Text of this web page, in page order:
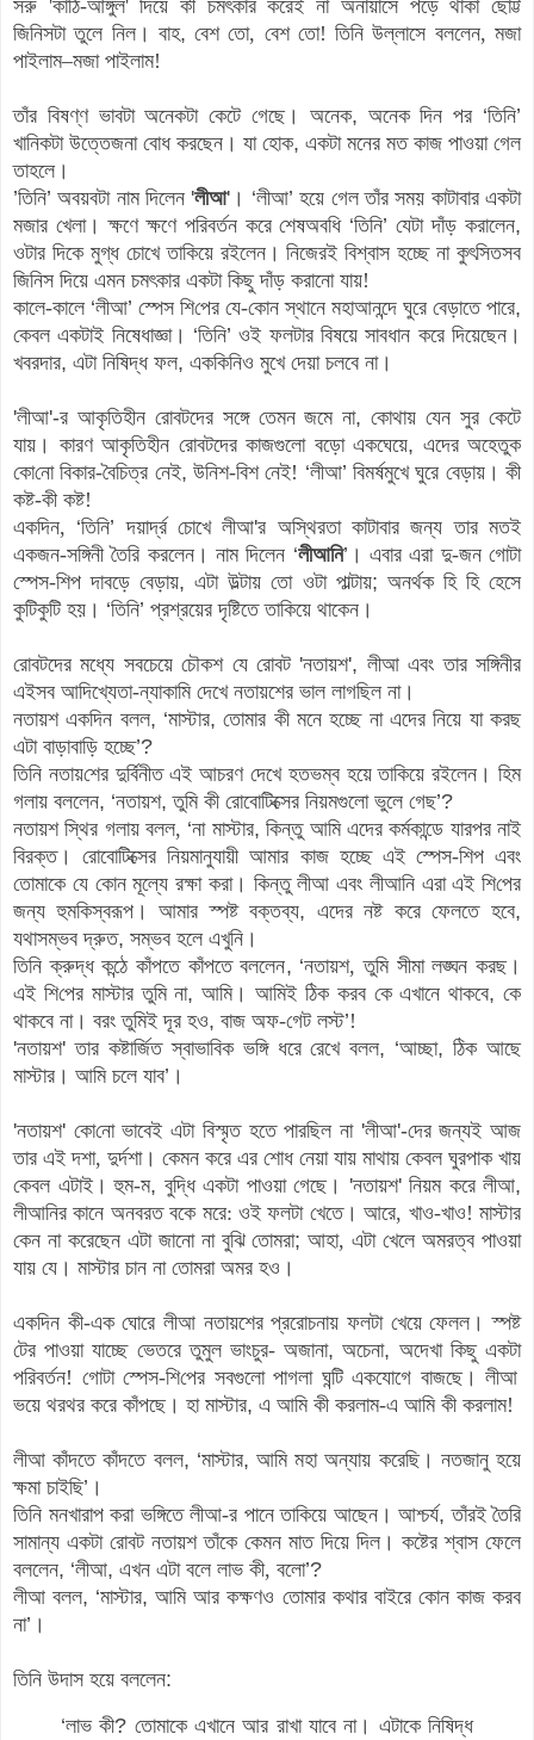
সরু 'কাঠি-আঙ্গুল' দিয়ে কী চমৎকার করেই না অনায়াসে পড়ে থাকা ছোট্ট
জিনিসটা তুলে নিল। বাহ,বেশ তো, বেশ তো! তিনি উল্লাসে বললেন, মজা
পাইলাম–মজা পাইলাম!
তাঁর বিষণ্ণ ভাবটাঅনেকটাকেটে গেছে। অনেক, অনেক দিন পর ‘তিনি’
খানিকটা উত্তেজনা বোধ করছেন । যা হোক, একটা মনের মত কাজ পাওয়া গেল
তাহলে ।
’তিনি’ অবয়বটা নাম দিলেন 'লীআ' । ‘লীআ’ হয়ে গেল তাঁর সময় কাটাবার একটা
মজার খেলা।ক্ষণে ক্ষণে পরিবর্তন করে শেষঅবধি ‘তিনি’ যেটা দাঁড় করালেন,
ওটার দিকে মুগ্ধ চোখে তাকিয়ে রইলেন।নিজেরই বিশ্বাস হচ্ছে না কুৎসিতসব
জিনিস দিয়ে এমন চমৎকার একটা কিছু দাঁড় করানো যায়!
কালে-কালে ‘লীআ’ স্পেস শিপের যে-কোন স্থানে মহাআনন্দে ঘুরে বেড়াতে পারে,
কেবল একটাই নিষেধাজ্ঞা। ‘তিনি’ ওই ফলটার বিষয়ে সাবধান করে দিয়েছেন ।
খবরদার, এটা নিষিদ্ধ ফল, এককিনিও মুখে দেয়া চলবে না।
'লীআ'-র আকৃতিহীন রোবটদের সঙ্গে তেমন জমে না,কোথায় যেন সুর কেটে
যায় । কারণ আকৃতিহীন রোবটদের কাজগুলো বড়ো একঘেয়ে, এদের অহেতুক
কোনোবিকার-বৈচিত্র নেই,উনিশ-বিশ নেই! ‘লীআ’ বিমর্ষমুখে ঘুরে বেড়ায়।কী
কষ্ট-কী কষ্ট!
একদিন, ‘তিনি’ দয়ার্দ্র চোখে লীআ'র অস্থিরতা কাটাবার জন্য তার মতই
একজন-সঙ্গিনী তৈরি করলেন।নাম দিলেন ‘লীআনি’ ।এবার এরা দু-জন গোটা
স্পেস-শিপ দাবড়ে বেড়ায়,এটা উল্টায় তো ওটা পাল্টায়; অনর্থক হি হি হেসে
কুটিকুটি হয় । ‘তিনি’ প্রশ্রয়ের দৃষ্টিতে তাকিয়ে থাকেন ।
রোবটদের মধ্যে সবচেয়ে চৌকশ যে রোবট 'নতায়শ', লীআ এবং তার সঙ্গিনীর
এইসব আদিখ্যেতা-ন্যাকামি দেখে নতায়শের ভাল লাগছিল না।
নতায়শ একদিন বলল, ‘মাস্টার,তোমার কী মনে হচ্ছে না এদের নিয়ে যা করছ
এটা বাড়াবাড়ি হচ্ছে’?
তিনি নতায়শেরদুর্বিনীত এই আচরণ দেখে হতভম্ব হয়ে তাকিয়ে রইলেন ।হিম
গলায় বললেন, ‘নতায়শ,তুমি কী রোবোটিক্সের নিয়মগুলো ভুলে গেছ’?
নতায়শ স্থির গলায় বলল, ‘না মাস্টার,কিন্তু আমি এদের কর্মকান্ডে যারপর নাই
বিরক্ত।রোবোটিক্সের নিয়মানুযায়ী আমার কাজ হচ্ছে এই স্পেস-শিপ এবং
তোমাকে যে কোন মূল্যে রক্ষা করা। কিন্তু লীআ এবং লীআনি এরা এই শিপের
জন্য হুমকিস্বরূপ।আমার স্পষ্ট বক্তব্য, এদের নষ্ট করে ফেলতে হবে,
যথাসম্ভব দ্রুত, সম্ভব হলে এখুনি ।
তিনি ক্রুদ্ধ কন্ঠে কাঁপতে কাঁপতে বললেন, ‘নতায়শ,তুমি সীমা লঙ্ঘন করছ।
এই শিপের মাস্টার তুমি না,আমি।আমিই ঠিক করব কে এখানে থাকবে,কে
থাকবে না। বরং তুমিই দূর হও, বাজ অফ-গেট লস্ট’!
'নতায়শ'তার কষ্টার্জিত স্বাভাবিক ভঙ্গি ধরে রেখে বলল, ‘আচ্ছা,ঠিক আছে
মাস্টার । আমি চলে যাব’ ।
'নতায়শ' কোনোভাবেই এটা বিস্মৃত হতে পারছিল না 'লীআ'-দের জন্যই আজ
তার এই দশা, দুর্দশা। কেমন করে এর শোধ নেয়া যায় মাথায় কেবল ঘুরপাক খায়
কেবল এটাই।হুম-ম, বুদ্ধি একটা পাওয়া গেছে। 'নতায়শ' নিয়ম করে লীআ,
লীআনির কানে অনবরত বকে মরে: ওই ফলটা খেতে। আরে, খাও-খাও! মাস্টার
কেন না করেছেন এটা জানো না বুঝিতোমরা;আহা, এটা খেলে অমরত্ব পাওয়া
যায় যে । মাস্টার চান না তোমরা অমর হও ।
একদিন কী-এক ঘোরে লীআ নতায়শের প্ররোচনায় ফলটা খেয়ে ফেলল ।স্পষ্ট
টের পাওয়া যাচ্ছে ভেতরে তুমুল ভাংচুর- অজানা,অচেনা, অদেখা কিছুএকটা
পরিবর্তন! গোটা স্পেস-শিপের সবগুলো পাগলা ঘন্টি একযোগে বাজছে।লীআ
ভয়ে থরথর করে কাঁপছে। হা মাস্টার, এ আমি কী করলাম-এ আমি কী করলাম!
লীআ কাঁদতে কাঁদতে বলল, ‘মাস্টার,আমি মহা অন্যায় করেছি। নতজানু হয়ে
ক্ষমা চাইছি’ ।
তিনি মনখারাপ করা ভঙ্গিতে লীআ-র পানে তাকিয়ে আছেন। আশ্চর্য,তাঁরই তৈরি
সামান্য একটা রোবট নতায়শ তাঁকে কেমন মাত দিয়ে দিল । কষ্টের শ্বাস ফেলে
বললেন, ‘লীআ, এখন এটা বলে লাভ কী, বলো’?
লীআ বলল, ‘মাস্টার,আমি আর কক্ষণও তোমার কথার বাইরে কোন কাজ করব
না’ ।
তিনি উদাস হয়ে বললেন:
‘লাভ কী? তোমাকে এখানে আর রাখা যাবে না। এটাকে নিষিদ্ধ